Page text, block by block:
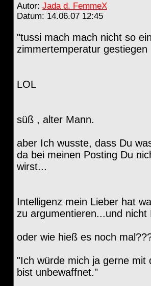
Autor: Jada d. FemmeX
Datum: 14.06.07 12:45
"tussi mach mach nicht so
zimmertemperatur gestiegen
LOL
süß , alter Mann.
aber Ich wusste, dass Du
da bei meinen Posting Du
wirst...
Intelligenz mein Lieber hat
zu argumentieren...und nicht
oder wie hieß es noch
"Ich würde mich ja gerne mit
bist unbewaffnet."